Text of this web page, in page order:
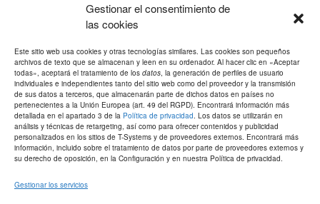
Gestionar el consentimiento de
las cookies
Este sitio web usa cookies y otras tecnologías similares. Las cookies son pequeños
archivos de texto que se almacenan y leen en su ordenador. Al hacer clic en «Aceptar
todas», aceptará el tratamiento de los datos, la generación de perfiles de usuario
individuales e independientes tanto del sitio web como del proveedor y la transmisión
de sus datos a terceros, que almacenarán parte de dichos datos en países no
pertenecientes a la Unión Europea (art. 49 del RGPD). Encontrará información más
detallada en el apartado 3 de la Política de privacidad. Los datos se utilizarán en
análisis y técnicas de retargeting, así como para ofrecer contenidos y publicidad
personalizados en los sitios de T-Systems y de proveedores externos. Encontrará más
información, incluido sobre el tratamiento de datos por parte de proveedores externos y
su derecho de oposición, en la Configuración y en nuestra Política de privacidad.
Gestionar los servicios